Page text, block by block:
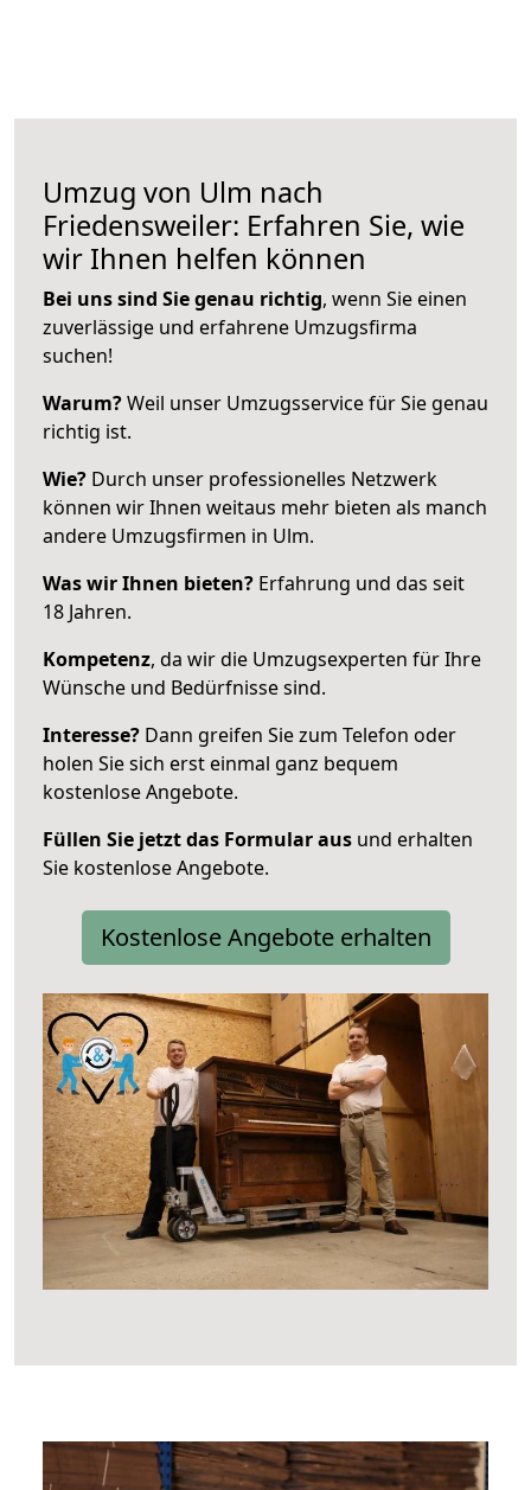
Umzug von Ulm nach
Friedensweiler: Erfahren Sie, wie
wir Ihnen helfen können
Bei uns sind Sie genau richtig, wenn Sie einen
zuverlässige und erfahrene Umzugsfirma
suchen!
Warum?Weil unser Umzugsservice für Sie genau
richtig ist.
Wie? Durch unser professionelles Netzwerk
können wir Ihnen weitaus mehr bieten als manch
andere Umzugsfirmen in Ulm.
Was wir Ihnen bieten? Erfahrung und das seit
18 Jahren.
Kompetenz, da wir die Umzugsexperten für Ihre
Wünsche und Bedürfnisse sind.
Interesse? Dann greifen Sie zum Telefon oder
holen Sie sich erst einmal ganz bequem
kostenlose Angebote.
Füllen Sie jetzt das Formular aus und erhalten
Sie kostenlose Angebote.
Kostenlose Angebote erhalten